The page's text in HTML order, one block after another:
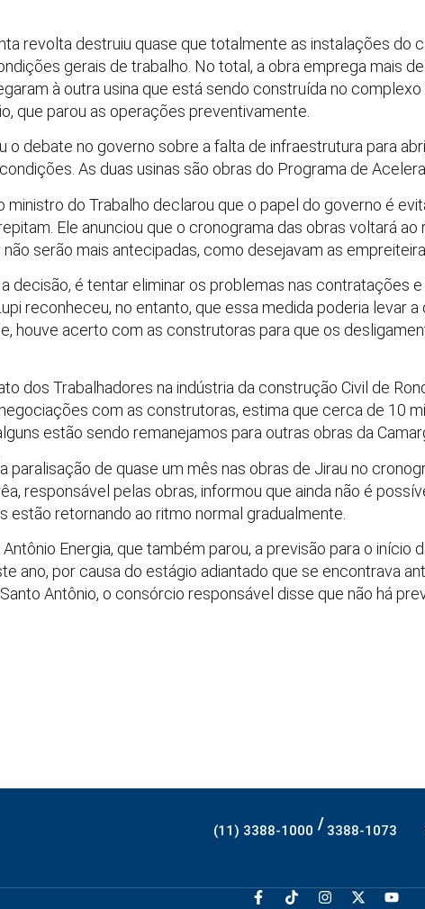
revolta destruiu quase que totalmente as instalações do
gerais de trabalho. No total, a obra emprega mais
à outra usina que está sendo construída no complexo
que parou as operações preventivamente.
o debate no governo sobre a falta de infraestrutura para
As duas usinas são obras do Programa de
ministro do Trabalho declarou que o papel do governo é
Ele anunciou que o cronograma das obras voltará
serão mais antecipadas, como desejavam as
decisão, é tentar eliminar os problemas nas contratações
reconheceu, no entanto, que essa medida poderia levar
houve acerto com as construtoras para que os
dos Trabalhadores na indústria da construção Civil de
com as construtoras, estima que cerca de 10
estão sendo remanejamos para outras obras da
paralisação de quase um mês nas obras de Jirau no
responsável pelas obras, informou que ainda não é
estão retornando ao ritmo normal gradualmente.
Energia, que também parou, a previsão para o início
ano, por causa do estágio adiantado que se encontrava
Antônio, o consórcio responsável disse que não há
(11) 3388-1000 / 3388-1073